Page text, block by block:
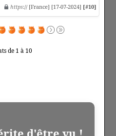
https:// [France] [17-07-2024] [#10]
de 1 à 10